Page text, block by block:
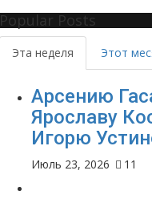
Popular Posts
Эта неделя Этот
Арсению
Ярославу
Игорю
Июль 23, 2026 11